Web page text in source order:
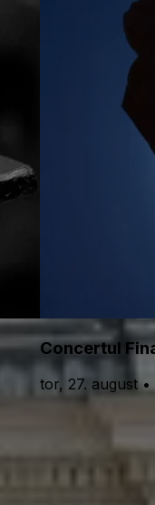
Concertul
tor, 27. august •